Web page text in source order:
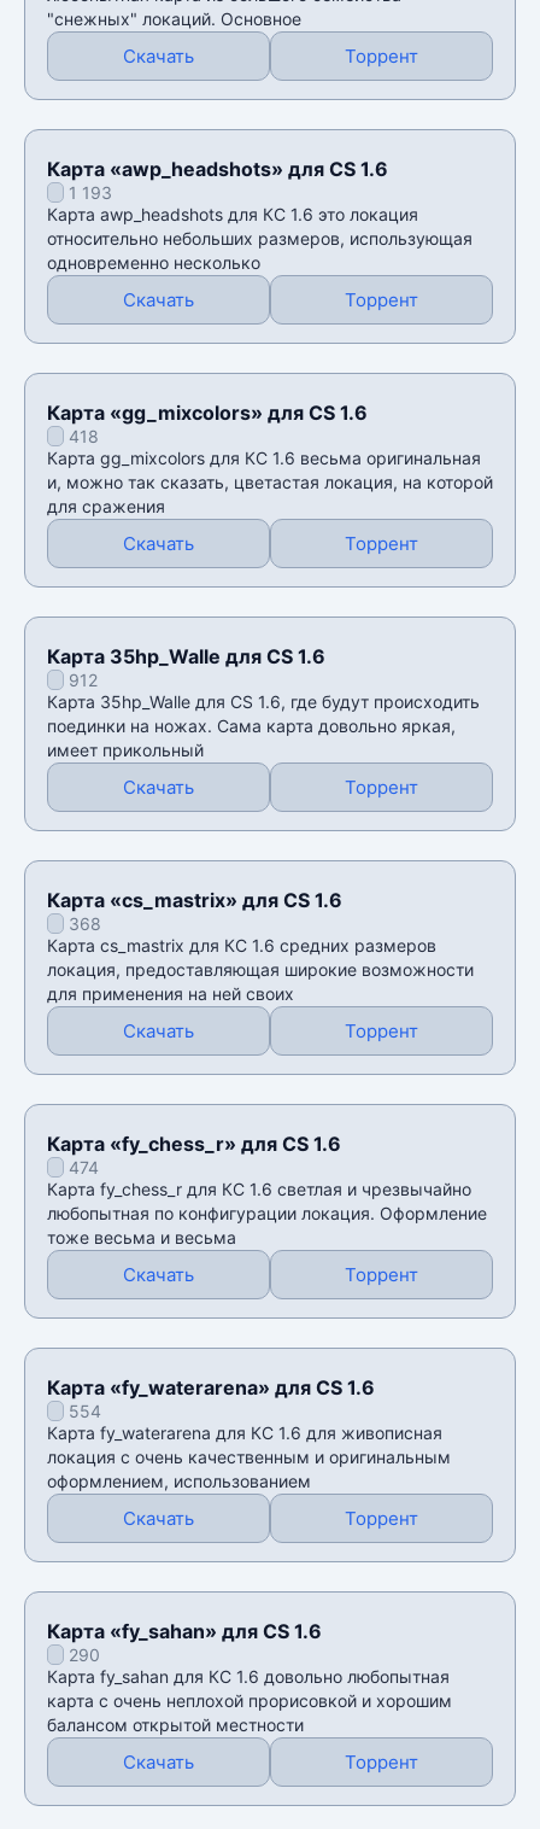
"снежных" локаций. Основное
Скачать Торрент
Карта «awp_headshots» для CS 1.6
1 193
Карта awp_headshots для КС 1.6 это локация
относительно небольших размеров, использующая
одновременно несколько
Скачать Торрент
Карта «gg_mixcolors» для CS 1.6
418
Карта gg_mixcolors для КС 1.6 весьма оригинальная
и, можно так сказать, цветастая локация, на которой
для сражения
Скачать Торрент
Карта 35hp_Walle для CS 1.6
912
Карта 35hp_Walle для CS 1.6, где будут происходить
поединки на ножах. Сама карта довольно яркая,
имеет прикольный
Скачать Торрент
Карта «cs_mastrix» для CS 1.6
368
Карта cs_mastrix для КС 1.6 средних размеров
локация, предоставляющая широкие возможности
для применения на ней своих
Скачать Торрент
Карта «fy_chess_r» для CS 1.6
474
Карта fy_chess_r для КС 1.6 светлая и чрезвычайно
любопытная по конфигурации локация. Оформление
тоже весьма и весьма
Скачать Торрент
Карта «fy_waterarena» для CS 1.6
554
Карта fy_waterarena для КС 1.6 для живописная
локация с очень качественным и оригинальным
оформлением, использованием
Скачать Торрент
Карта «fy_sahan» для CS 1.6
290
Карта fy_sahan для КС 1.6 довольно любопытная
карта с очень неплохой прорисовкой и хорошим
балансом открытой местности
Скачать Торрент